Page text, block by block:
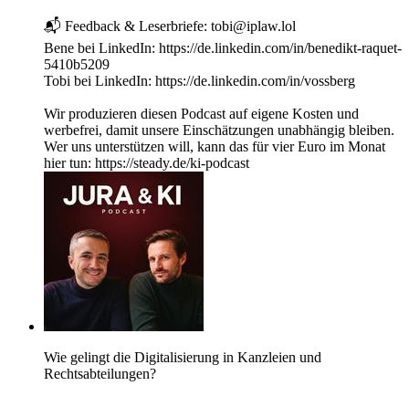
📬 Feedback & Leserbriefe: tobi@iplaw.lol
Bene bei LinkedIn: https://de.linkedin.com/in/benedikt-raquet-
5410b5209
Tobi bei LinkedIn: https://de.linkedin.com/in/vossberg
Wir produzieren diesen Podcast auf eigene Kosten und
werbefrei, damit unsere Einschätzungen unabhängig bleiben.
Wer uns unterstützen will, kann das für vier Euro im Monat
hier tun: ⁠https://steady.de/ki-podcast⁠
Wie gelingt die Digitalisierung in Kanzleien und
Rechtsabteilungen?